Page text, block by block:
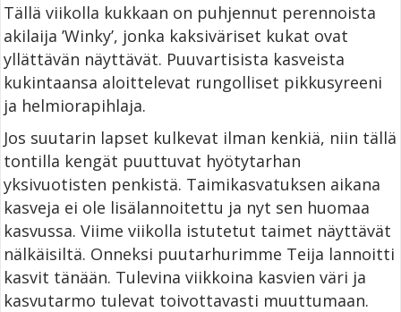
Tällä viikolla kukkaan on puhjennut perennoista
akilaija ’Winky’, jonka kaksiväriset kukat ovat
yllättävän näyttävät. Puuvartisista kasveista
kukintaansa aloittelevat rungolliset pikkusyreeni
ja helmiorapihlaja.
Jos suutarin lapset kulkevat ilman kenkiä, niin tällä
tontilla kengät puuttuvat hyötytarhan
yksivuotisten penkistä. Taimikasvatuksen aikana
kasveja ei ole lisälannoitettu ja nyt sen huomaa
kasvussa. Viime viikolla istutetut taimet näyttävät
nälkäisiltä. Onneksi puutarhurimme Teija lannoitti
kasvit tänään. Tulevina viikkoina kasvien väri ja
kasvutarmo tulevat toivottavasti muuttumaan.